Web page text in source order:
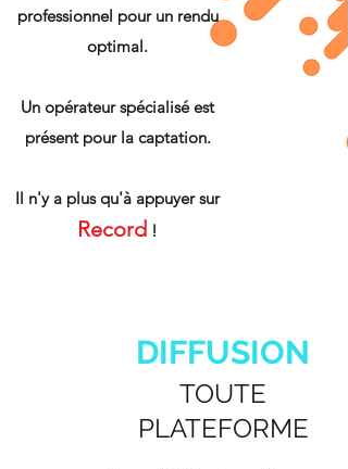
professionnel pour un rendu
optimal.
Un opérateur spécialisé est
présent pour la captation.
Il n'y a plus qu'à appuyer sur
Record !
DIFFUSION
TOUTE
PLATEFORME